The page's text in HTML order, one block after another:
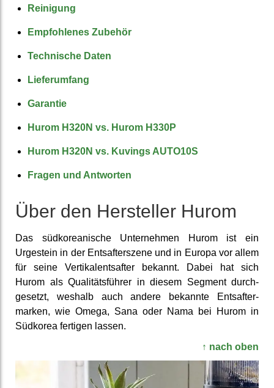
Reinigung
Empfohlenes Zubehör
Technische Daten
Liefer­umfang
Garantie
Hurom H320N vs. Hurom H330P
Hurom H320N vs. Kuvings AUTO10S
Fragen und Antworten
Über den Her­steller Hurom
Das süd­koreanische Unter­nehmen Hurom ist ein
Urgestein in der Ent­safter­szene und in Europa vor allem
für seine Vertikal­entsafter bekannt. Dabei hat sich
Hurom als Qualitäts­führer in diesem Segment durch­
gesetzt, weshalb auch andere bekannte Ent­safter­
marken, wie Omega, Sana oder Nama bei Hurom in
Südkorea fertigen lassen.
↑ nach oben